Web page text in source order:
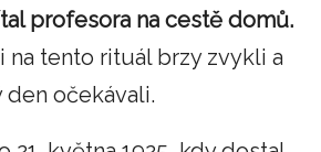
profesora na cestě domů.
na tento rituál brzy zvykli a
den očekávali.